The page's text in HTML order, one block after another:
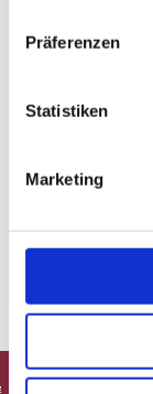
Präferenzen
Statistiken
Marketing
Die Anstalt
jetzt die
Wunderbare